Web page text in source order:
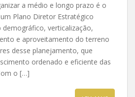
a médio e longo prazo é o
Plano Diretor Estratégico
demográfico, verticalização,
e aproveitamento do terreno
desse planejamento, que
ordenado e eficiente das
o […]